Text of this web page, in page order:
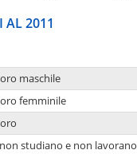
AL 2011
maschile
femminile
studiano e non lavorano